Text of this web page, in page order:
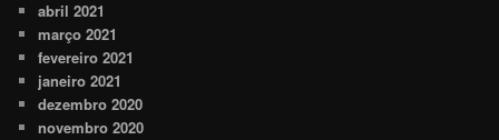
abril 2021
março 2021
fevereiro 2021
janeiro 2021
dezembro 2020
novembro 2020